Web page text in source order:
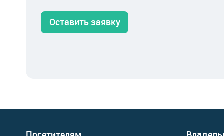
Оставить заявку